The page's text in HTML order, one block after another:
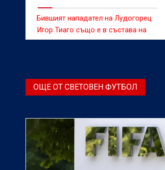
Бившият нападател на Лудогорец
Игор Тиаго също е в състава на
“Селесао”
ОЩЕ ОТ СВЕТОВЕН ФУТБОЛ